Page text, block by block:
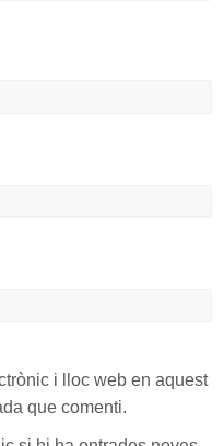
i lloc web en aquest
que comenti.